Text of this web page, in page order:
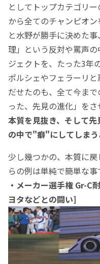
としてトップカテゴリ
から全てのチャンピオ
と水野が勝手に決めた
理」という反対や罵声
ジェクトを、たった3年
ポルシェやフェラーリ
だせたのも、全て今ま
った、先見の進化」をさ
本質を見抜き、そして
の中で"癖"にしてしまう
少し幾つかの、本質に
らの例は単純で簡単な事
・メーカー選手権 Gr-C
ヨタなどとの闘い]